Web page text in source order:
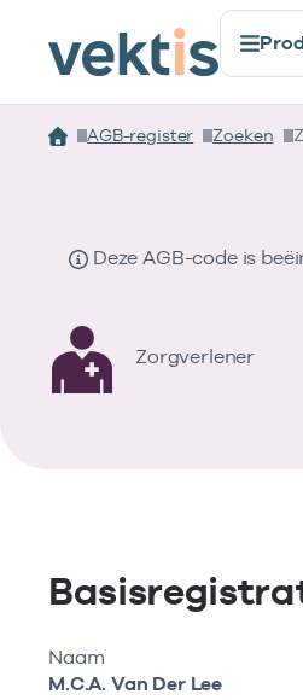
AGB-register Zoeken
Deze AGB-code is
Zorgverlener
Naam
M.C.A. Van Der Lee